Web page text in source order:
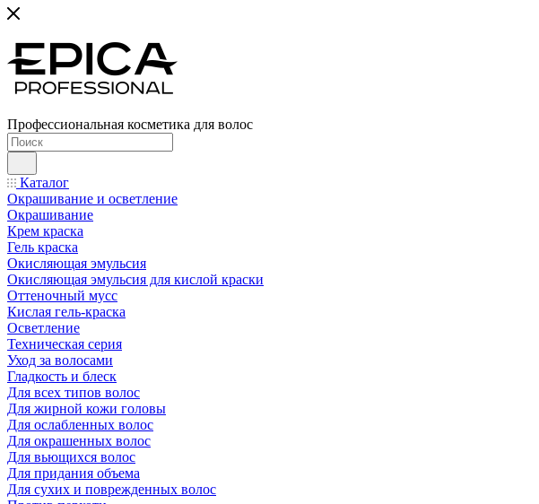
Профессиональная косметика для волос
Каталог
Окрашивание и осветление
Окрашивание
Крем краска
Гель краска
Окисляющая эмульсия
Окисляющая эмульсия для кислой краски
Оттеночный мусс
Кислая гель-краска
Осветление
Техническая серия
Уход за волосами
Гладкость и блеск
Для всех типов волос
Для жирной кожи головы
Для ослабленных волос
Для окрашенных волос
Для вьющихся волос
Для придания объема
Для сухих и поврежденных волос